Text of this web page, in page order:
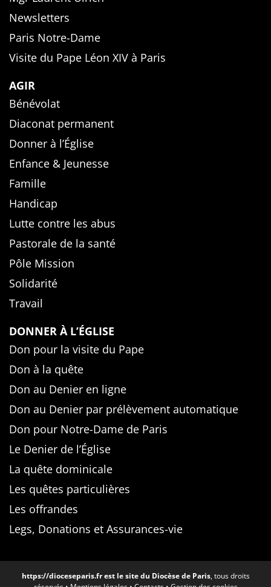
Newsletters
Paris Notre-Dame
Visite du Pape Léon XIV à Paris
AGIR
Bénévolat
Diaconat permanent
Donner à l’Église
Enfance & Jeunesse
Famille
Handicap
Lutte contre les abus
Pastorale de la santé
Pôle Mission
Solidarité
Travail
DONNER À L’ÉGLISE
Don pour la visite du Pape
Don à la quête
Don au Denier en ligne
Don au Denier par prélèvement automatique
Don pour Notre-Dame de Paris
Le Denier de l’Église
La quête dominicale
Les quêtes particulières
Les offrandes
Legs, Donations et Assurances-vie
https://dioceseparis.frest le site du Diocèse de Paris, tous droits